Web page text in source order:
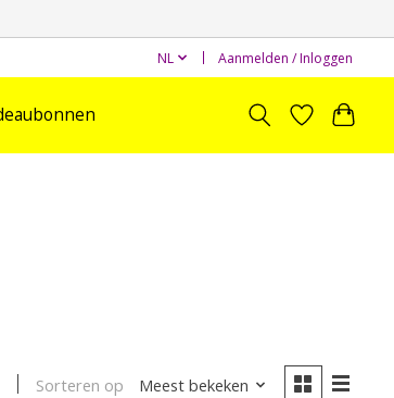
NL Aanmelden / Inloggen
Sorteren op Meest bekeken